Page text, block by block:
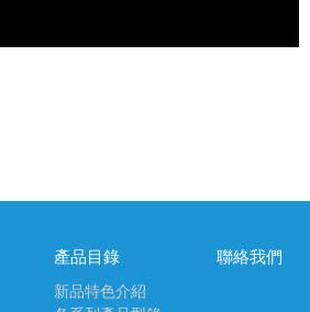
產品目錄
新品特色介紹
聯絡我們